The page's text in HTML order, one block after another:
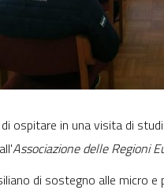
ospitare in una visita di
Associazione delle Regioni
di sostegno alle micro e